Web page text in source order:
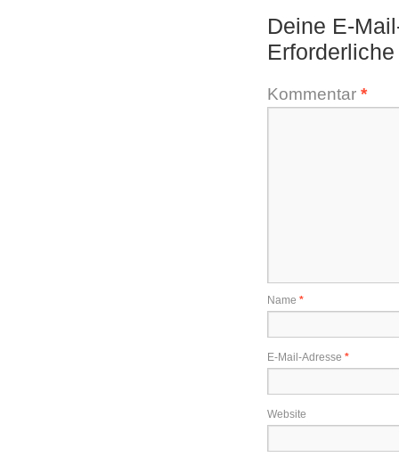
Deine E-
Kommentar *
Name *
E-Mail-Adresse *
Website